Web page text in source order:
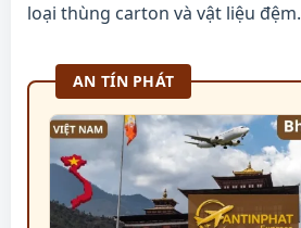
loại thùng carton và vật liệu đệm.
AN TÍN PHÁT